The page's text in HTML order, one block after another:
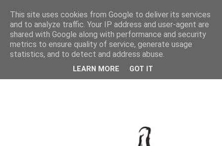
MENU
This site uses cookies from Google to deliver its services
and to analyze traffic. Your IP address and user-agent are
shared with Google along with performance and security
metrics to ensure quality of service, generate usage
statistics, and to detect and address abuse.
LEARN MORE GOT IT